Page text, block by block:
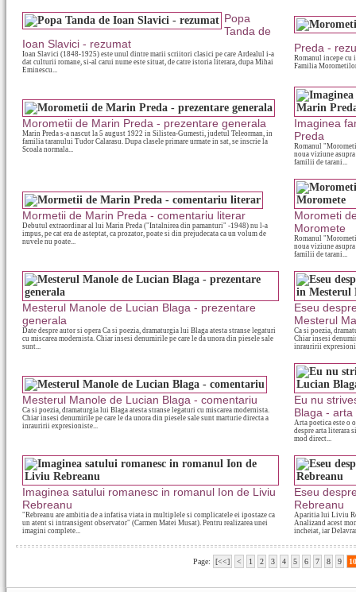
Popa
Tanda de
Ioan Slavici - rezumat
Ioan Slavici (1848-1925) este unul dintre marii scriitori clasici pe care Ardealul i-a
dat culturii romane, si-al carui nume este situat, de catre istoria literara, dupa Mihai
Eminescu...
Preda -
Romanul incepe cu
Familia
Morometii de Marin Preda - prezentare generala
Marin Preda s-a nascut la 5 august 1922 in Silistea-Gumesti, judetul Teleorman, in
familia taranului Tudor Calarasu. Dupa clasele primare urmate in sat, se inscrie la
Scoala normala...
Imaginea
Preda
Romanul
noua viziune
familii de tarani...
Mormetii de Marin Preda - comentariu literar
Debutul extraordinar al lui Marin Preda ("Intalnirea din pamanturi" -1948) nu l-a
impus, pe cat era de asteptat, ca prozator, poate si din prejudecata ca un volum de
nuvele nu poate...
Morometi
Moromete
Romanul
noua viziune
familii de tarani...
Mesterul Manole de Lucian Blaga - prezentare
generala
Date despre autor si opera Ca si poezia, dramaturgia lui Blaga atesta stranse legaturi
cu miscarea modernista. Chiar insesi denumirile pe care le da unora din piesele sale
sunt...
Eseu
Mesterul
Ca si poezia,
Chiar insesi
inrauririi
Mesterul Manole de Lucian Blaga - comentariu
Ca si poezia, dramaturgia lui Blaga atesta stranse legaturi cu miscarea modernista.
Chiar insesi denumirile pe care le da unora din piesele sale sunt marturie directa a
inrauririi expresioniste...
Eu nu
Blaga - arta
Arta poetica este o
despre arta literara
mod direct...
Imaginea satului romanesc in romanul Ion de Liviu
Rebreanu
"Rebreanu are ambitia de a infatisa viata in multiplele si complicatele ei ipostaze ca
un atent si intransigent observator" (Carmen Matei Musat). Pentru realizarea unei
imagini complete...
Eseu
Rebreanu
Aparitia lui Liviu
Analizand acest
incheiat, iar
Page: [<<] < 1 2 3 4 5 6 7 8 9 10